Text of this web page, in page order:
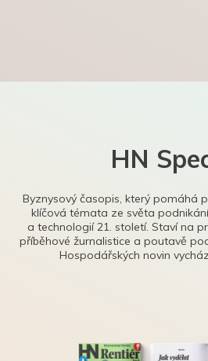
HN
Byznysový časopis, který pomáhá
klíčová témata ze světa
a technologií 21. století. Staví na
příběhové žurnalistice a poutavě
Hospodářských novin